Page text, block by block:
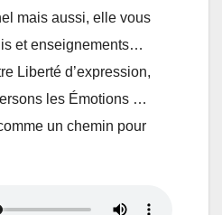
mais aussi, elle vous
et enseignements…
Liberté d’expression,
les Émotions …
un chemin pour